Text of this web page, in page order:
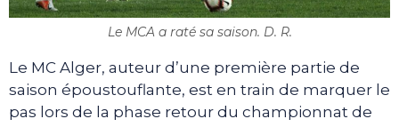
Le MCA a raté sa saison. D. R.
Le MC Alger, auteur d’une première partie de
saison époustouflante, est en train de marquer le
pas lors de la phase retour du championnat de